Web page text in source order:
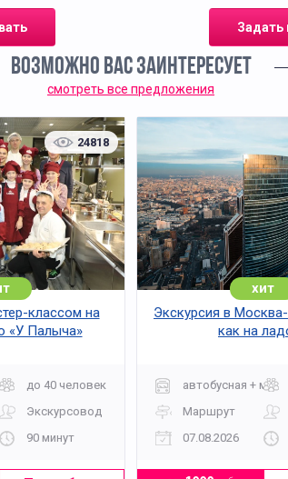
не ограничатся одним привычным
Такой формат позволяет
продолжить самостоятельную
Задать
ВОЗМОЖНО ВАС ЗАИНТЕРЕСУЕТ
смотреть все предложения
24818
классом на
«У Палыча»
до 40 человек
Экскурсовод
90 минут
хит
Экскурсия в
как на
автобусная + музей
Маршрут
07.08.2026